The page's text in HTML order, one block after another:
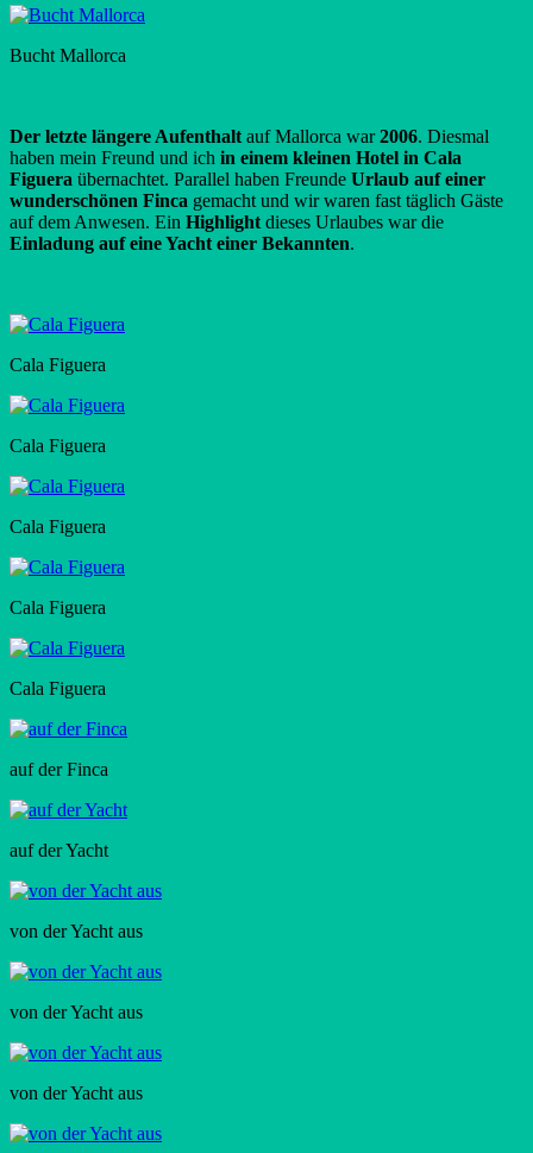
Bucht Mallorca
Der letzte längere Aufenthalt auf Mallorca war2006. Diesmal
haben mein Freund und ich in einem kleinen Hotel in Cala
Figuera übernachtet. Parallel haben Freunde Urlaub auf einer
wunderschönen Finca gemacht und wir waren fast täglich Gäste
auf dem Anwesen. Ein Highlight dieses Urlaubes war die
Einladung auf eine Yacht einer Bekannten.
Cala Figuera
Cala Figuera
Cala Figuera
Cala Figuera
Cala Figuera
auf der Finca
auf der Yacht
von der Yacht aus
von der Yacht aus
von der Yacht aus